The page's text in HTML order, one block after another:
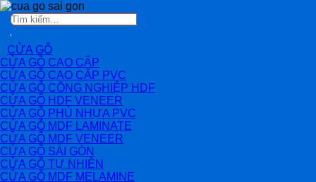
Tìm
CỬA GỖ
CỬA GỖ CAO CẤP
CỬA GỖ CAO CẤP PVC
CỬA GỖ CÔNG NGHIỆP HDF
CỬA GỖ HDF VENEER
CỬA GỖ PHỦ NHỰA PVC
CỬA GỖ MDF LAMINATE
CỬA GỖ MDF VENEER
CỬA GỖ SÀI GÒN
CỬA GỖ TỰ NHIÊN
CỬA GỖ MDF MELAMINE